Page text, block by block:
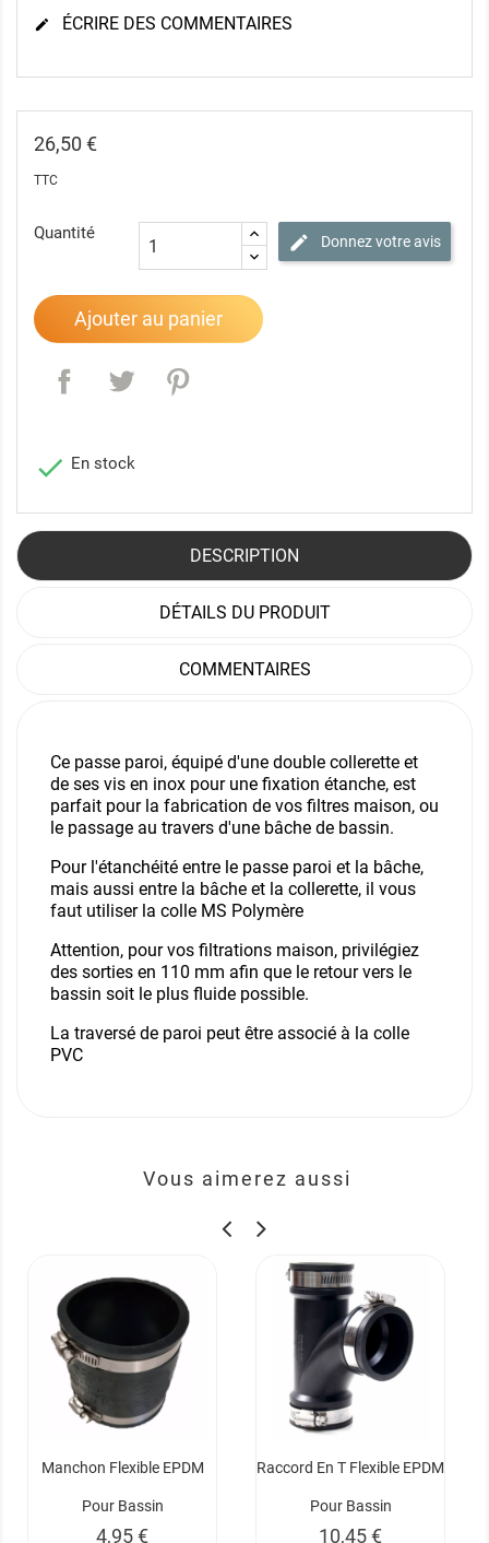
 ÉCRIRE DES COMMENTAIRES
26,50 €
TTC
Quantité
Ajouter au panier
Donnez votre avis
 En stock
DESCRIPTION
DÉTAILS DU PRODUIT
COMMENTAIRES
Ce passe paroi, équipé d'une double collerette et
de ses vis en inox pour une fixation étanche, est
parfait pour la fabrication de vos filtres maison, ou
le passage au travers d'une bâche de bassin.
Pour l'étanchéité entre le passe paroi et la bâche,
mais aussi entre la bâche et la collerette, il vous
faut utiliser la colle MS Polymère
Attention, pour vos filtrations maison, privilégiez
des sorties en 110 mm afin que le retour vers le
bassin soit le plus fluide possible.
La traversé de paroi peut être associé à la colle
PVC
Vous aimerez aussi
Manchon Flexible EPDM
Pour Bassin
Prix
4,95 €
Raccord En T Flexible EPDM
Pour Bassin
Prix
10,45 €